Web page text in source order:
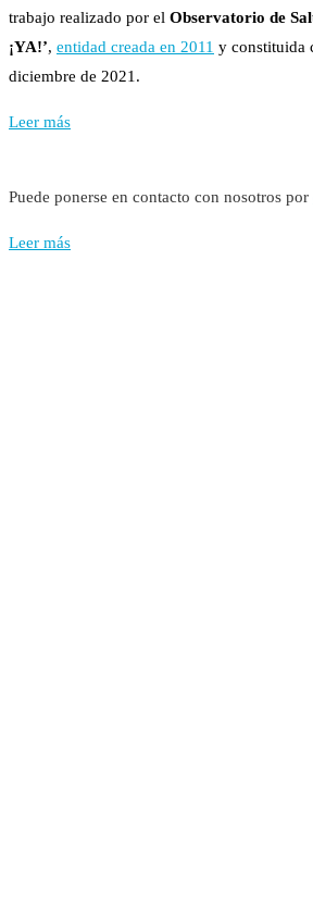
trabajo realizado por el Observatorio de
¡YA!’, entidad creada en 2011 y constituida
diciembre de 2021.
Leer más
Puede ponerse en contacto con nosotros por
Leer más